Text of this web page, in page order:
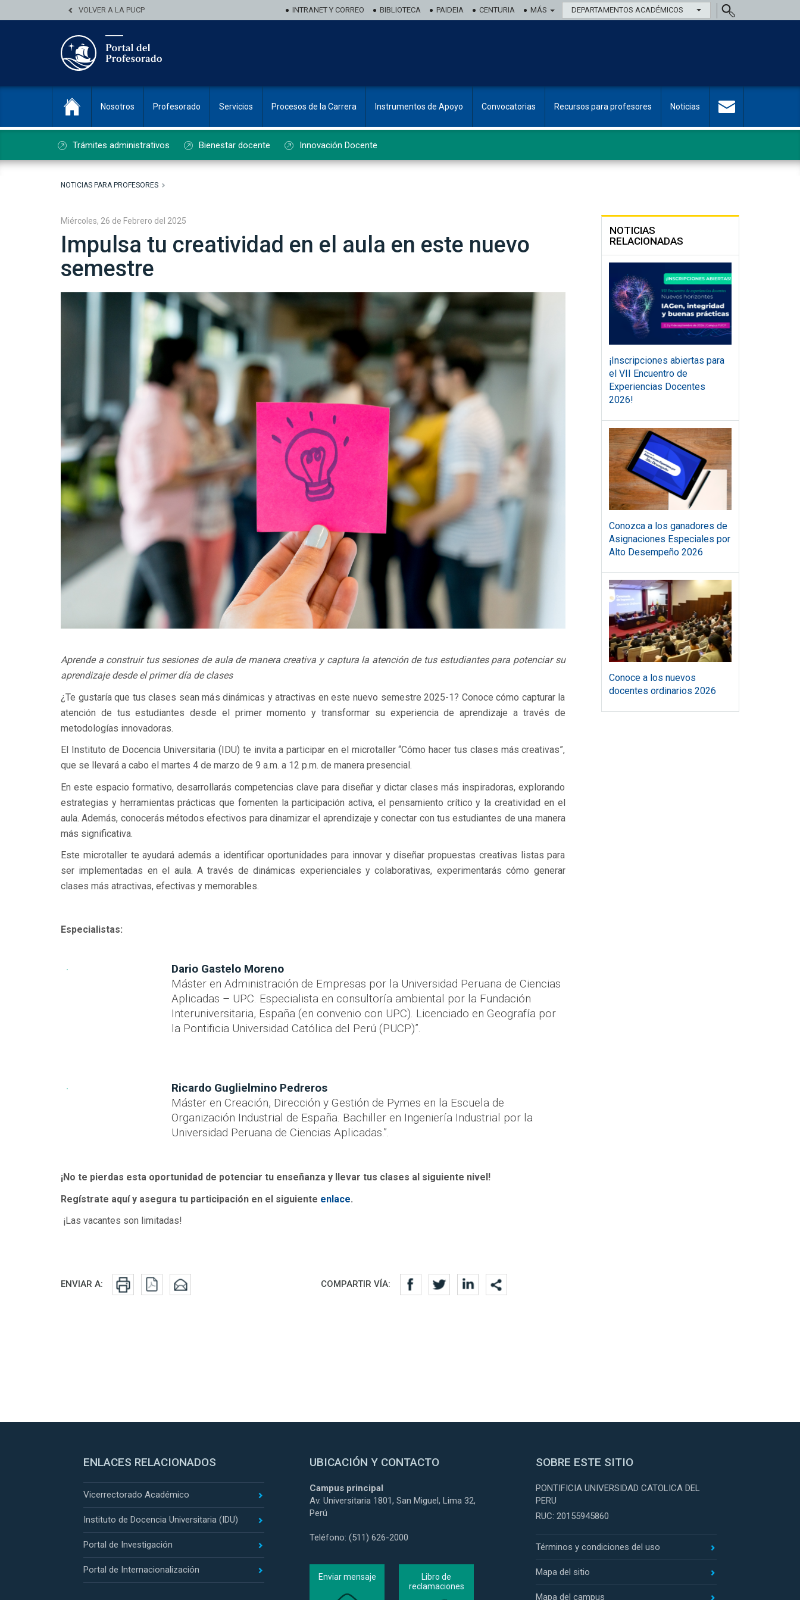
VOLVER A LA PUCP INTRANET Y CORREO BIBLIOTECA PAIDEIA CENTURIA MÁS DEPARTAMENTOS ACADÉMICOS
Nosotros Profesorado Servicios Procesos de la Carrera Instrumentos de Apoyo Convocatorias Recursos para profesores Noticias
Trámites administrativos Bienestar docente Innovación Docente
NOTICIAS PARA PROFESORES
Miércoles, 26 de Febrero del 2025
Impulsa tu creatividad en el aula en este nuevo
semestre
Aprende a construir tus sesiones de aula de manera creativa y captura la atención de tus estudiantes para potenciar su
aprendizaje desde el primer día de clases
¿Te gustaría que tus clases sean más dinámicas y atractivas en este nuevo semestre 2025-1? Conoce cómo capturar la
atención de tus estudiantes desde el primer momento y transformar su experiencia de aprendizaje a través de
metodologías innovadoras.
El Instituto de Docencia Universitaria (IDU) te invita a participar en el microtaller “Cómo hacer tus clases más creativas”,
que se llevará a cabo el martes 4 de marzo de 9 a.m. a 12 p.m. de manera presencial.
En este espacio formativo, desarrollarás competencias clave para diseñar y dictar clases más inspiradoras, explorando
estrategias y herramientas prácticas que fomenten la participación activa, el pensamiento crítico y la creatividad en el
aula. Además, conocerás métodos efectivos para dinamizar el aprendizaje y conectar con tus estudiantes de una manera
más significativa.
Este microtaller te ayudará además a identificar oportunidades para innovar y diseñar propuestas creativas listas para
ser implementadas en el aula. A través de dinámicas experienciales y colaborativas, experimentarás cómo generar
clases más atractivas, efectivas y memorables.
Especialistas:
Dario Gastelo Moreno
Máster en Administración de Empresas por la Universidad Peruana de Ciencias
Aplicadas – UPC. Especialista en consultoría ambiental por la Fundación
Interuniversitaria, España (en convenio con UPC). Licenciado en Geografía por
la Pontificia Universidad Católica del Perú (PUCP)”.
Ricardo Guglielmino Pedreros
Máster en Creación, Dirección y Gestión de Pymes en la Escuela de
Organización Industrial de España. Bachiller en Ingeniería Industrial por la
Universidad Peruana de Ciencias Aplicadas.”.
¡No te pierdas esta oportunidad de potenciar tu enseñanza y llevar tus clases al siguiente nivel!
Regístrate aquí y asegura tu participación en el siguiente enlace.
¡Las vacantes son limitadas!
NOTICIAS
RELACIONADAS
¡Inscripciones abiertas para
el VII Encuentro de
Experiencias Docentes
2026!
Conozca a los ganadores de
Asignaciones Especiales por
Alto Desempeño 2026
Conoce a los nuevos
docentes ordinarios 2026
Redes sociales
ENVIAR A: COMPARTIR VÍA:
ENLACES RELACIONADOS
Vicerrectorado Académico
Instituto de Docencia Universitaria (IDU)
Portal de Investigación
Portal de Internacionalización
UBICACIÓN Y CONTACTO
Campus principal
Av. Universitaria 1801, San Miguel, Lima 32,
Perú
Teléfono: (511) 626-2000
Enviar mensaje
Libro de
reclamaciones
SOBRE ESTE SITIO
PONTIFICIA UNIVERSIDAD CATOLICA DEL
PERU
RUC: 20155945860
Términos y condiciones del uso
Mapa del sitio
Mapa del campus